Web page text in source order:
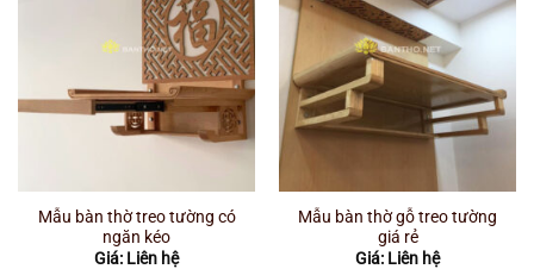
Mẫu bàn thờ treo tường có
ngăn kéo
Giá: Liên hệ
Mẫu bàn thờ gỗ treo tường
giá rẻ
Giá: Liên hệ